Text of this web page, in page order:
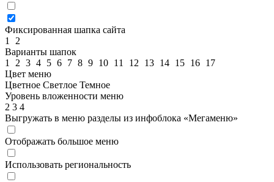
Фиксированная шапка сайта
1
2
Варианты шапок
1
2 3 4 5 6 7 8 9 10 11 12 13 14 15 16 17
Цвет меню
Цветное Светлое Темное
Уровень вложенности меню
2 3 4
Выгружать в меню разделы из инфоблока «Мегаменю»
Отображать большое меню
Использовать региональность